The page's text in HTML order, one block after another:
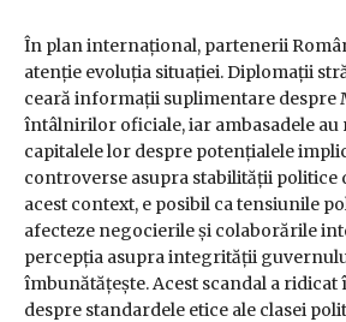
În plan internațional, partenerii
atenție evoluția situației. Diplomații
ceară informații suplimentare despre
întâlnirilor oficiale, iar ambasadele au
capitalele lor despre potențialele
controverse asupra stabilității politice
acest context, e posibil ca tensiunile
afecteze negocierile și colaborările
percepția asupra integrității
îmbunătățește. Acest scandal a
despre standardele etice ale clasei